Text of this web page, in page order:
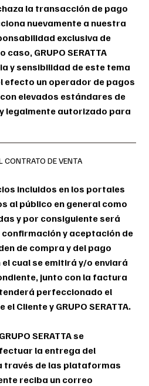
la transacción de pago
nuevamente a nuestra
exclusiva de
GRUPO SERATTA
y sensibilidad de este tema
efecto un operador de pagos
elevados estándares de
legalmente autorizado para
CONTRATO DE VENTA
incluidos en los portales
al público en general como
y por consiguiente será
y aceptación de
de compra y del pago
cual se emitirá y/o enviará
junto con la factura
perfeccionado el
Cliente y GRUPO SERATTA.
SERATTA se
la entrega del
través de las plataformas
reciba un correo